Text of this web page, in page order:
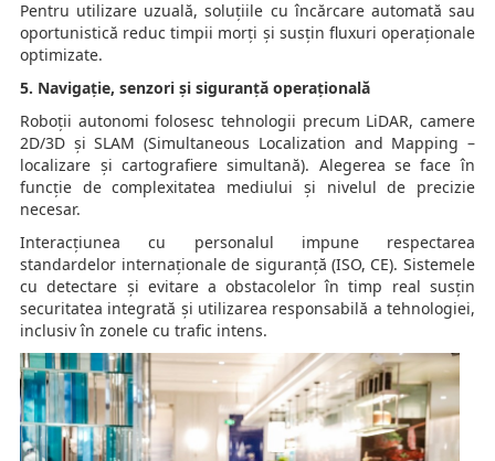
Pentru utilizare uzuală, soluțiile cu încărcare automată sau
oportunistică reduc timpii morți și susțin fluxuri operaționale
optimizate.
5. Navigație, senzori și siguranță operațională
Roboții autonomi folosesc tehnologii precum LiDAR, camere
2D/3D și SLAM (Simultaneous Localization and Mapping –
localizare și cartografiere simultană). Alegerea se face în
funcție de complexitatea mediului și nivelul de precizie
necesar.
Interacțiunea cu personalul impune respectarea
standardelor internaționale de siguranță (ISO, CE). Sistemele
cu detectare și evitare a obstacolelor în timp real susțin
securitatea integrată și utilizarea responsabilă a tehnologiei,
inclusiv în zonele cu trafic intens.